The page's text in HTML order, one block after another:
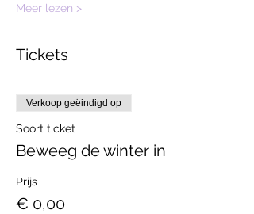
Meer lezen >
Tickets
Verkoop geëindigd op
Soort ticket
Beweeg de winter in
Prijs
€ 0,00